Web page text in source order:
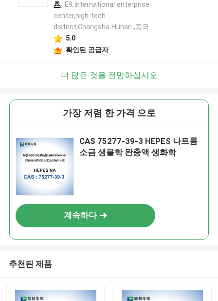
E9,International enterprise
center,high-tech
district,Changsha Hunan ,중국
5.0
확인된 공급자
더 많은 것을 전망하십시오
가장 저렴 한 가격 으로
CAS 75277-39-3 HEPES 나트륨
소금 생물학 완충액 생화학
계속하다
추천된 제품